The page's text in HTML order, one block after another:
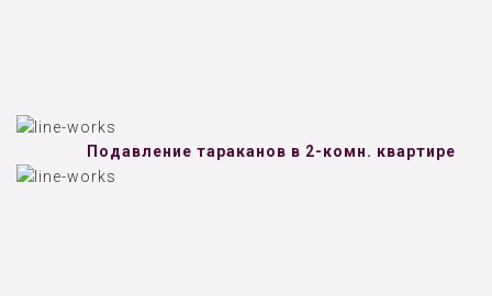
Подавление тараканов в 2-комн. квартире